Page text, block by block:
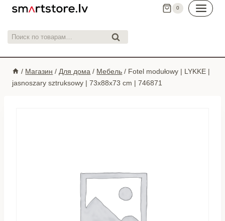
Перейти
контенту
0
Искать: Поиск
/ Магазин / Для дома / Мебель / Fotel modułowy | LYKKE |
jasnoszary sztruksowy | 73x88x73 cm | 746871